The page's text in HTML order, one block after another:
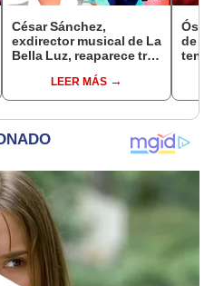
César Sánchez,
exdirector musical de La
Bella Luz, reaparece tras
Saldaña con polémico
pedido: "Pido respetar
LEER MÁS
de